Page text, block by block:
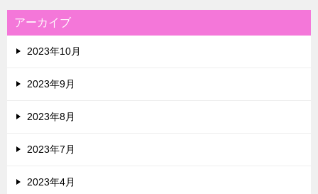
アーカイブ
2023年10月
2023年9月
2023年8月
2023年7月
2023年4月